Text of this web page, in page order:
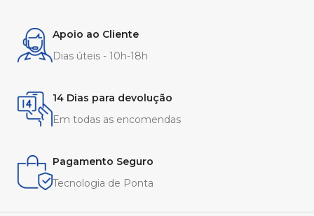
Apoio ao Cliente
Dias úteis - 10h-18h
14 Dias para devolução
Em todas as encomendas
Pagamento Seguro
Tecnologia de Ponta